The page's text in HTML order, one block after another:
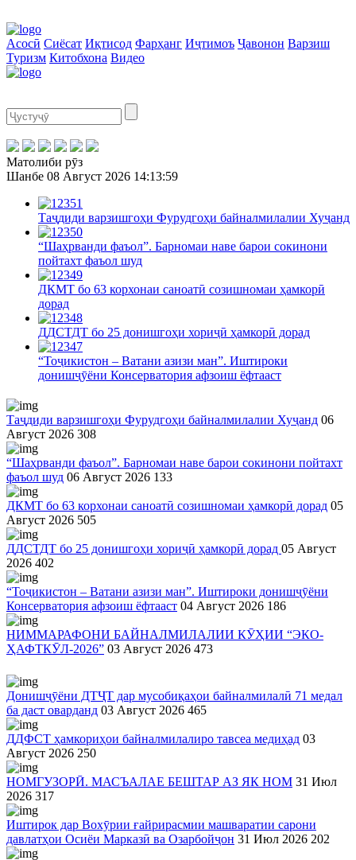
Асосӣ Сиёсат Иқтисод Фарҳанг Иҷтимоъ Ҷавонон Варзиш
Туризм Китобхона Видео
Матолиби рӯз
Шанбе 08 Август 2026 14:13:59
Таҷдиди варзишгоҳи Фурудгоҳи байналмилалии Хуҷанд
“Шаҳрванди фаъол”. Барномаи наве барои сокинони
пойтахт фаъол шуд
ДКМТ бо 63 корхонаи саноатӣ созишномаи ҳамкорӣ
дорад
ДДСТДТ бо 25 донишгоҳи хориҷӣ ҳамкорӣ дорад
“Тоҷикистон – Ватани азизи ман”. Иштироки
донишҷӯёни Консерватория афзоиш ёфтааст
Таҷдиди варзишгоҳи Фурудгоҳи байналмилалии Хуҷанд 06
Август 2026 308
“Шаҳрванди фаъол”. Барномаи наве барои сокинони пойтахт
фаъол шуд 06 Август 2026 133
ДКМТ бо 63 корхонаи саноатӣ созишномаи ҳамкорӣ дорад 05
Август 2026 505
ДДСТДТ бо 25 донишгоҳи хориҷӣ ҳамкорӣ дорад 05 Август
2026 402
“Тоҷикистон – Ватани азизи ман”. Иштироки донишҷӯёни
Консерватория афзоиш ёфтааст 04 Август 2026 186
НИММАРАФОНИ БАЙНАЛМИЛАЛИИ КӮҲИИ “ЭКО-
ҲАФТКӮЛ-2026” 03 Август 2026 473
Донишҷӯёни ДТҶТ дар мусобиқаҳои байналмилалӣ 71 медал
ба даст оварданд 03 Август 2026 465
ДДФСТ ҳамкориҳои байналмилалиро тавсеа медиҳад 03
Август 2026 250
НОМГУЗОРӢ. МАСЪАЛАЕ БЕШТАР АЗ ЯК НОМ 31 Июл
2026 317
Иштирок дар Вохӯрии ғайрирасмии машваратии сарони
давлатҳои Осиёи Марказӣ ва Озарбойҷон 31 Июл 2026 202